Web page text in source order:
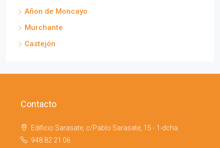
Añon de Moncayo
Murchante
Castejón
Contacto
Edificio Sarasate, c/Pablo Sarasate, 15 - 1-dcha
948 82 21 06